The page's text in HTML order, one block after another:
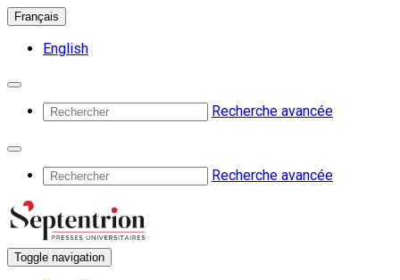
Français
English
Recherche avancée
Recherche avancée
Toggle navigation